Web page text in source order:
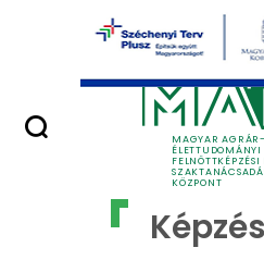
Ugrás a fő tartalomhoz
MAGYAR
ÉLETTUDOMÁNYI
FELNŐTTKÉPZÉSI
KÖZPONT
Képzéseink